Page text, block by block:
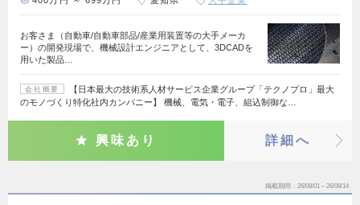
お客さま（自動車/自動車部品/産業用装置等の大手メーカ
ー）の開発現場で、機械設計エンジニアとして、3DCADを
用いた製品…
会社概要
【日本最大の技術系人材サービス企業グループ「テクノプロ」最大
のモノづくり特化社内カンパニー】 機械、電気・電子、組込制御な…
興味あり 詳細へ
掲載期間 26/08/01～26/08/14